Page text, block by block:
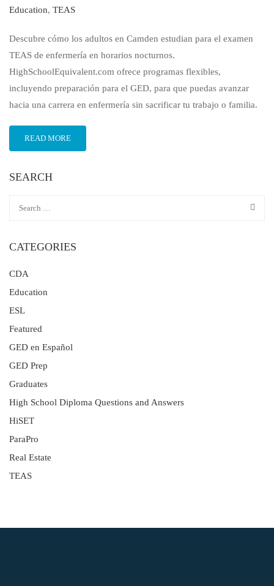
Education, TEAS
Descubre cómo los adultos en Camden estudian para el examen
TEAS de enfermería en horarios nocturnos.
HighSchoolEquivalent.com ofrece programas flexibles,
incluyendo preparación para el GED, para que puedas avanzar
hacia una carrera en enfermería sin sacrificar tu trabajo o familia.
READ MORE
SEARCH
CATEGORIES
CDA
Education
ESL
Featured
GED en Español
GED Prep
Graduates
High School Diploma Questions and Answers
HiSET
ParaPro
Real Estate
TEAS